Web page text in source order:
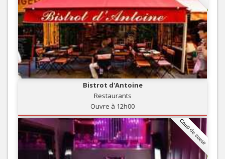
Bistrot d'Antoine
Restaurants
Ouvre à 12h00
Coup de coeur